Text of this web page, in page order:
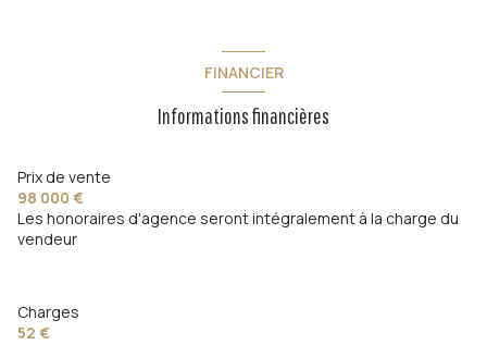
FINANCIER
Informations financières
Prix de vente
98 000 €
Les honoraires d'agence seront intégralement à la charge du
vendeur
Charges
52 €